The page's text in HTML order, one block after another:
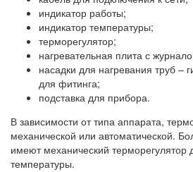
индикатор работы;
индикатор температуры;
терморегулятор;
нагревательная плита с
насадки для нагревания труб –
для фитинга;
подставка для прибора.
В зависимости от типа аппарата,
механической или автоматической.
имеют механический терморегулятор
температуры.